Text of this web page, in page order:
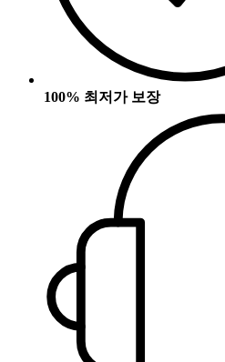
100% 최저가 보장